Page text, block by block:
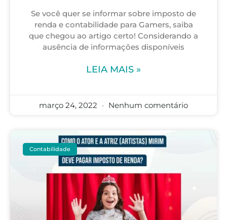
Se você quer se informar sobre imposto de
renda e contabilidade para Gamers, saiba
que chegou ao artigo certo! Considerando a
ausência de informações disponíveis
LEIA MAIS »
março 24, 2022 Nenhum comentário
Contabilidade